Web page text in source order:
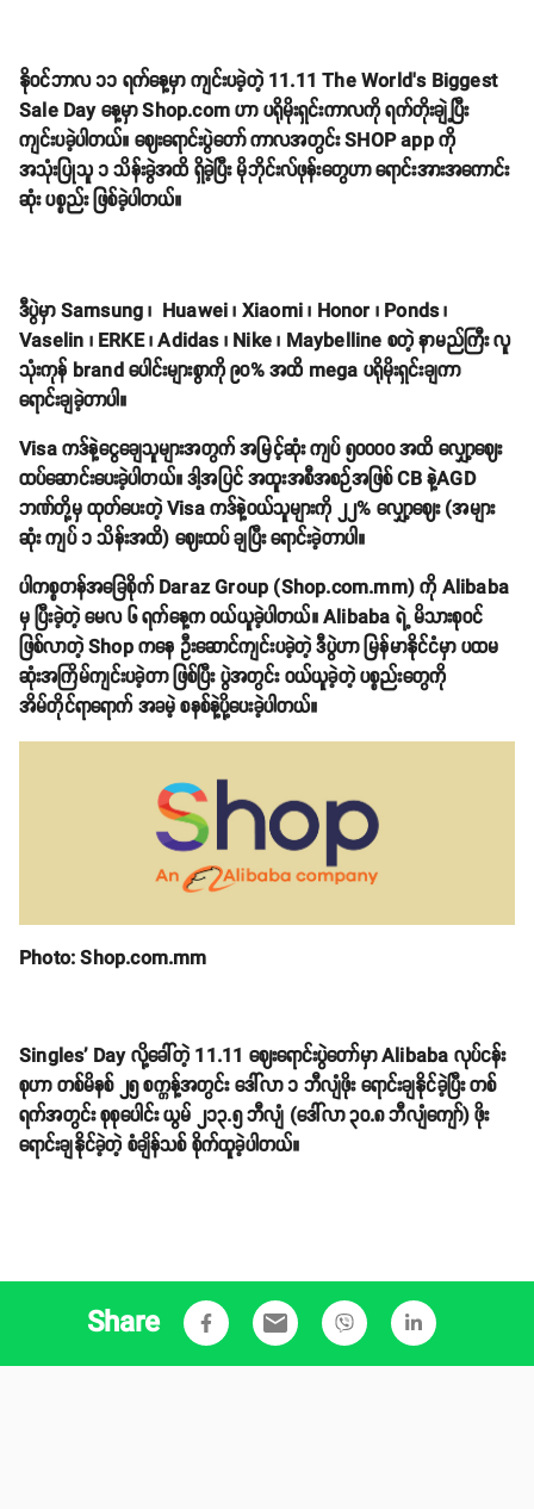
နိုဝင်ဘာလ ၁၁ ရက်နေ့မှာ ကျင်းပခဲ့တဲ့ 11.11 The World’s Biggest
Sale Day နေ့မှာ Shop.com ဟာ ပရိုမိုးရှင်းကာလကို ရက်တိုးချဲ့ပြီး
ကျင်းပခဲ့ပါတယ်။ ဈေးရောင်းပွဲတော် ကာလအတွင်း SHOP app ကို
အသုံးပြုသူ ၁ သိန်းခွဲအထိ ရှိခဲ့ပြီး မိုဘိုင်းလ်ဖုန်းတွေဟာ ရောင်းအားအကောင်း
ဆုံး ပစ္စည်း ဖြစ်ခဲ့ပါတယ်။
ဒီပွဲမှာ Samsung ၊ Huawei ၊ Xiaomi ၊ Honor ၊ Ponds ၊
Vaselin ၊ ERKE ၊ Adidas ၊ Nike ၊ Maybelline စတဲ့ နာမည်ကြီး လူ
သုံးကုန် brand ပေါင်းများစွာကို ၉၀% အထိ mega ပရိုမိုးရှင်းချကာ
ရောင်းချခဲ့တာပါ။
Visa ကဒ်နဲ့ငွေချေသူများအတွက် အမြင့်ဆုံး ကျပ် ၅၀၀၀၀ အထိ လျှော့ဈေး
ထပ်ဆောင်းပေးခဲ့ပါတယ်။ ဒါ့အပြင် အထူးအစီအစဉ်အဖြစ် CB နဲ့AGD
ဘဏ်တို့မှ ထုတ်ပေးတဲ့ Visa ကဒ်နဲ့ဝယ်သူများကို ၂၂% လျှော့ဈေး (အများ
ဆုံး ကျပ် ၁ သိန်းအထိ) ဈေးထပ် ချပြီး ရောင်းခဲ့တာပါ။
ပါကစ္စတန်အခြေစိုက် Daraz Group (Shop.com.mm) ကို Alibaba
မှ ပြီးခဲ့တဲ့ မေလ ၆ ရက်နေ့က ဝယ်ယူခဲ့ပါတယ်။ Alibaba ရဲ့ မိသားစုဝင်
ဖြစ်လာတဲ့ Shop ကနေ ဦးဆောင်ကျင်းပခဲ့တဲ့ ဒီပွဲဟာ မြန်မာနိုင်ငံမှာ ပထမ
ဆုံးအကြိမ်ကျင်းပခဲ့တာ ဖြစ်ပြီး ပွဲအတွင်း ဝယ်ယူခဲ့တဲ့ ပစ္စည်းတွေကို
အိမ်တိုင်ရာရောက် အခမဲ့ စနစ်နဲ့ပို့ပေးခဲ့ပါတယ်။
Photo: Shop.com.mm
Singles' Day လို့ခေါ်တဲ့ 11.11 ဈေးရောင်းပွဲတော်မှာ Alibaba လုပ်ငန်း
စုဟာ တစ်မိနစ် ၂၅ စက္ကန့်အတွင်း ဒေါ်လာ ၁ ဘီလျံဖိုး ရောင်းချနိုင်ခဲ့ပြီး တစ်
ရက်အတွင်း စုစုပေါင်း ယွမ် ၂၁၃.၅ ဘီလျံ (ဒေါ်လာ ၃၀.၈ ဘီလျံကျော်) ဖိုး
ရောင်းချနိုင်ခဲ့တဲ့ စံချိန်သစ် စိုက်ထူခဲ့ပါတယ်။
Share email